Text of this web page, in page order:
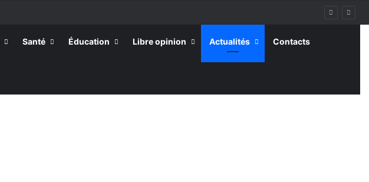
Santé Éducation Libre opinion Actualités Contacts